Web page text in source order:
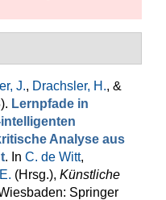
J., Drachsler, H., &
Lernpfade in
Analyse aus
. In C. de Witt,
(Hrsg.), Künstliche
Springer